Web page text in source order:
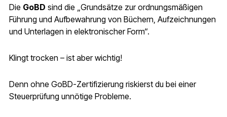
Die GoBD sind die „Grundsätze zur ordnungsmäßigen
Führung und Aufbewahrung von Büchern, Aufzeichnungen
und Unterlagen in elektronischer Form“.
Klingt trocken – ist aber wichtig!
Denn ohne GoBD-Zertifizierung riskierst du bei einer
Steuerprüfung unnötige Probleme.